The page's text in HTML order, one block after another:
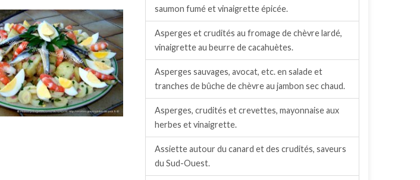
saumon fumé et vinaigrette épicée.
Asperges et crudités au fromage de chèvre lardé,
vinaigrette au beurre de cacahuètes.
Asperges sauvages, avocat, etc. en salade et
tranches de bûche de chèvre au jambon sec chaud.
Asperges, crudités et crevettes, mayonnaise aux
herbes et vinaigrette.
Assiette autour du canard et des crudités, saveurs
du Sud-Ouest.